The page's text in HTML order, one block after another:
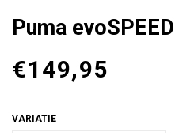
Puma
€149,95